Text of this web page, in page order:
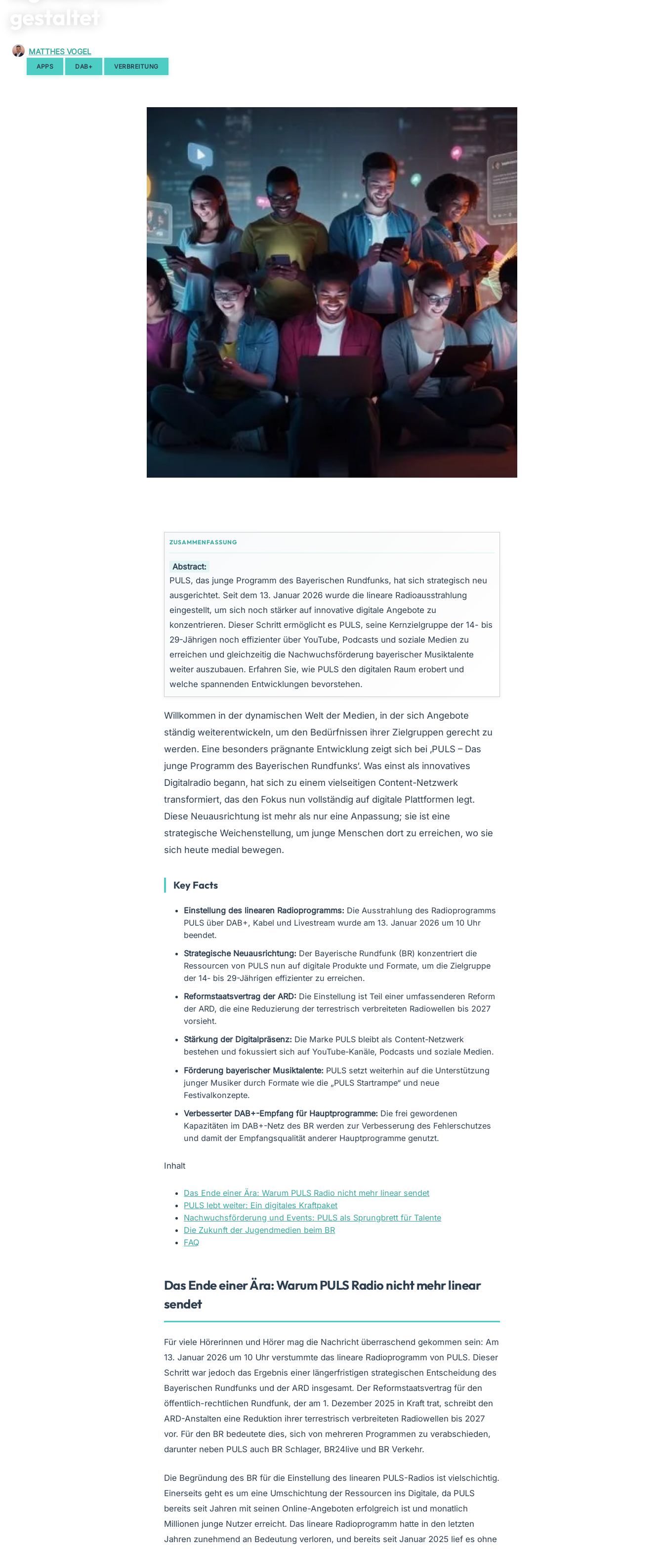
gestaltet
MATTHES VOGEL
APPS DAB+ VERBREITUNG
Abstract:
PULS, das junge Programm des Bayerischen Rundfunks, hat sich strategisch neu
ausgerichtet. Seit dem 13. Januar 2026 wurde die lineare Radioausstrahlung
eingestellt, um sich noch stärker auf innovative digitale Angebote zu
konzentrieren. Dieser Schritt ermöglicht es PULS, seine Kernzielgruppe der 14- bis
29-Jährigen noch effizienter über YouTube, Podcasts und soziale Medien zu
erreichen und gleichzeitig die Nachwuchsförderung bayerischer Musiktalente
weiter auszubauen. Erfahren Sie, wie PULS den digitalen Raum erobert und
welche spannenden Entwicklungen bevorstehen.
Willkommen in der dynamischen Welt der Medien, in der sich Angebote
ständig weiterentwickeln, um den Bedürfnissen ihrer Zielgruppen gerecht zu
werden. Eine besonders prägnante Entwicklung zeigt sich bei ‚PULS – Das
junge Programm des Bayerischen Rundfunks‘. Was einst als innovatives
Digitalradio begann, hat sich zu einem vielseitigen Content-Netzwerk
transformiert, das den Fokus nun vollständig auf digitale Plattformen legt.
Diese Neuausrichtung ist mehr als nur eine Anpassung; sie ist eine
strategische Weichenstellung, um junge Menschen dort zu erreichen, wo sie
sich heute medial bewegen.
Key Facts
Einstellung des linearen Radioprogramms: Die Ausstrahlung des Radioprogramms
PULS über DAB+, Kabel und Livestream wurde am 13. Januar 2026 um 10 Uhr
beendet.
Strategische Neuausrichtung: Der Bayerische Rundfunk (BR) konzentriert die
Ressourcen von PULS nun auf digitale Produkte und Formate, um die Zielgruppe
der 14- bis 29-Jährigen effizienter zu erreichen.
Reformstaatsvertrag der ARD: Die Einstellung ist Teil einer umfassenderen Reform
der ARD, die eine Reduzierung der terrestrisch verbreiteten Radiowellen bis 2027
vorsieht.
Stärkung der Digitalpräsenz: Die Marke PULS bleibt als Content-Netzwerk
bestehen und fokussiert sich auf YouTube-Kanäle, Podcasts und soziale Medien.
Förderung bayerischer Musiktalente: PULS setzt weiterhin auf die Unterstützung
junger Musiker durch Formate wie die „PULS Startrampe“ und neue
Festivalkonzepte.
Verbesserter DAB+-Empfang für Hauptprogramme: Die frei gewordenen
Kapazitäten im DAB+-Netz des BR werden zur Verbesserung des Fehlerschutzes
und damit der Empfangsqualität anderer Hauptprogramme genutzt.
Inhalt
Das Ende einer Ära: Warum PULS Radio nicht mehr linear sendet
PULS lebt weiter: Ein digitales Kraftpaket
Nachwuchsförderung und Events: PULS als Sprungbrett für Talente
Die Zukunft der Jugendmedien beim BR
FAQ
Das Ende einer Ära: Warum PULS Radio nicht mehr linear
sendet
Für viele Hörerinnen und Hörer mag die Nachricht überraschend gekommen sein: Am
13. Januar 2026 um 10 Uhr verstummte das lineare Radioprogramm von PULS. Dieser
Schritt war jedoch das Ergebnis einer längerfristigen strategischen Entscheidung des
Bayerischen Rundfunks und der ARD insgesamt. Der Reformstaatsvertrag für den
öffentlich-rechtlichen Rundfunk, der am 1. Dezember 2025 in Kraft trat, schreibt den
ARD-Anstalten eine Reduktion ihrer terrestrisch verbreiteten Radiowellen bis 2027
vor. Für den BR bedeutete dies, sich von mehreren Programmen zu verabschieden,
darunter neben PULS auch BR Schlager, BR24live und BR Verkehr.
Die Begründung des BR für die Einstellung des linearen PULS-Radios ist vielschichtig.
Einerseits geht es um eine Umschichtung der Ressourcen ins Digitale, da PULS
bereits seit Jahren mit seinen Online-Angeboten erfolgreich ist und monatlich
Millionen junge Nutzer erreicht. Das lineare Radioprogramm hatte in den letzten
Jahren zunehmend an Bedeutung verloren, und bereits seit Januar 2025 lief es ohne